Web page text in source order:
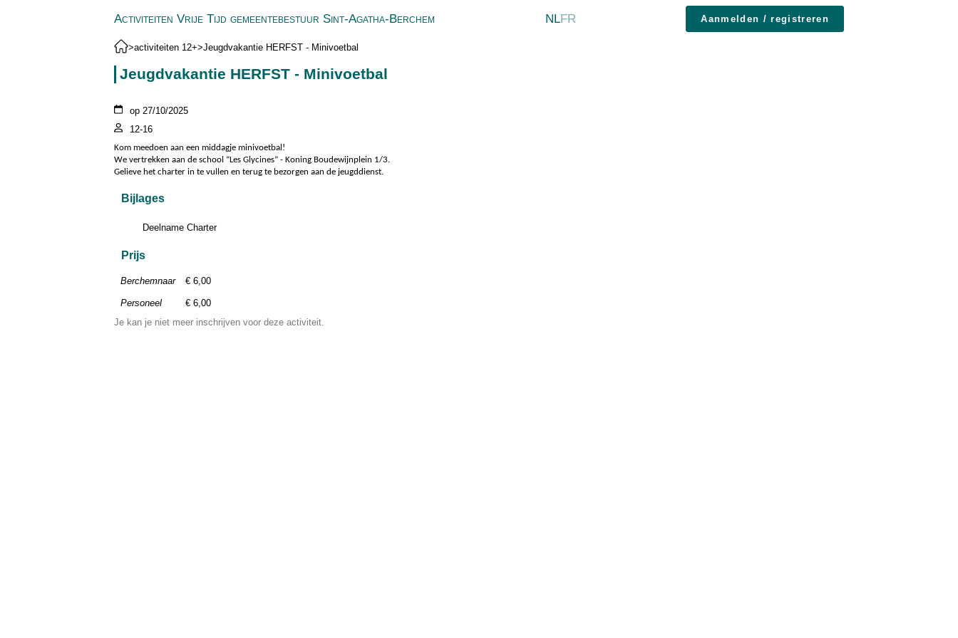
Activiteiten Vrije Tijd gemeentebestuur Sint-Agatha-Berchem NLFR Aanmelden / registreren
>activiteiten 12+>Jeugdvakantie HERFST - Minivoetbal
Jeugdvakantie HERFST - Minivoetbal
op 27/10/2025
12-16
Kom meedoen aan een middagje minivoetbal!
We vertrekken aan de school “Les Glycines” - Koning Boudewijnplein 1/3.
Gelieve het charter in te vullen en terug te bezorgen aan de jeugddienst.
Bijlages
Deelname Charter
Prijs
Berchemnaar € 6,00
Personeel
€ 6,00
Je kan je niet meer inschrijven voor deze activiteit.